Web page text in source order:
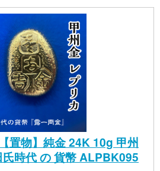
物】純金 24K 10g 甲州
時代 の 貨幣 ALPBK095